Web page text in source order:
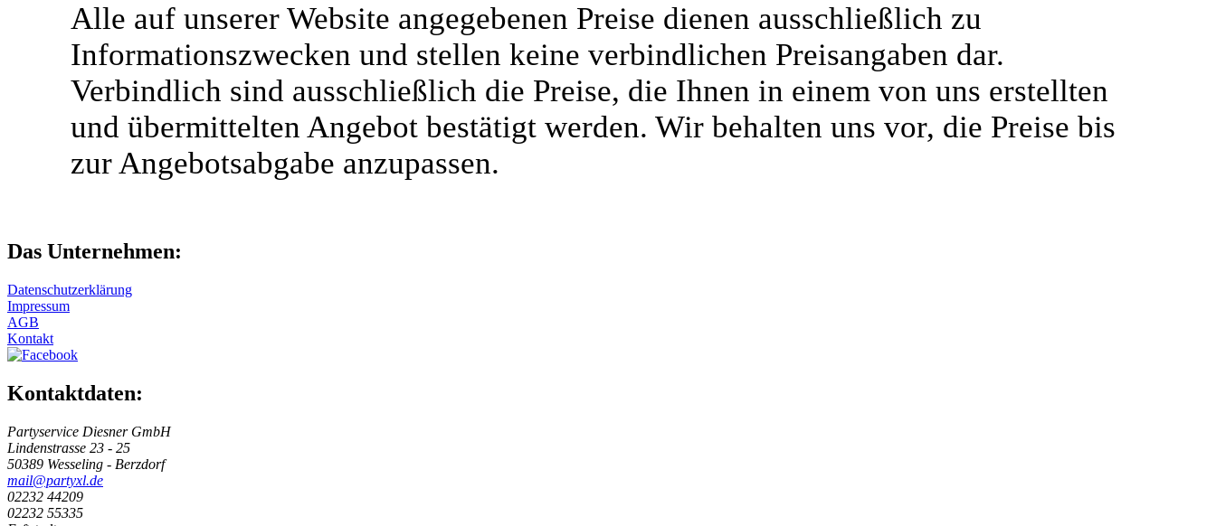
Alle auf unserer Website angegebenen Preise dienen ausschließlich zu
Informationszwecken und stellen keine verbindlichen Preisangaben dar.
Verbindlich sind ausschließlich die Preise, die Ihnen in einem von uns erstellten
und übermittelten Angebot bestätigt werden. Wir behalten uns vor, die Preise bis
zur Angebotsabgabe anzupassen.
Das Unternehmen:
Datenschutzerklärung
Impressum
AGB
Kontakt
Kontaktdaten:
Partyservice Diesner GmbH
Lindenstrasse 23 - 25
50389 Wesseling - Berzdorf
mail@partyxl.de
02232 44209
02232 55335